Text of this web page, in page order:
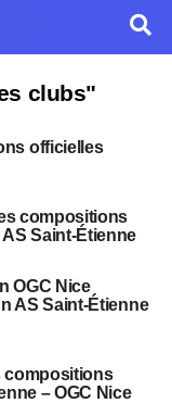
clubs"
officielles
compositions
AS Saint-Étienne
OGC Nice
AS Saint-Étienne
compositions
– OGC Nice